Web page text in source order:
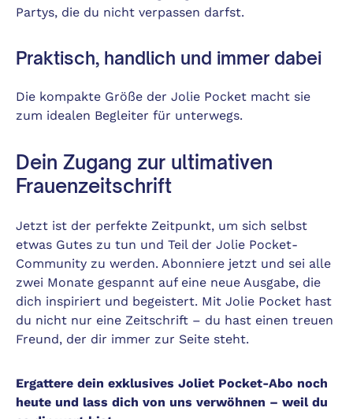
Partys, die du nicht verpassen darfst.
Praktisch, handlich und immer dabei
Die kompakte Größe der Jolie Pocket macht sie
zum idealen Begleiter für unterwegs.
Dein Zugang zur ultimativen
Frauenzeitschrift
Jetzt ist der perfekte Zeitpunkt, um sich selbst
etwas Gutes zu tun und Teil der Jolie Pocket-
Community zu werden. Abonniere jetzt und sei alle
zwei Monate gespannt auf eine neue Ausgabe, die
dich inspiriert und begeistert. Mit Jolie Pocket hast
du nicht nur eine Zeitschrift – du hast einen treuen
Freund, der dir immer zur Seite steht.
Ergattere dein exklusives Joliet Pocket-Abo noch
heute und lass dich von uns verwöhnen – weil du